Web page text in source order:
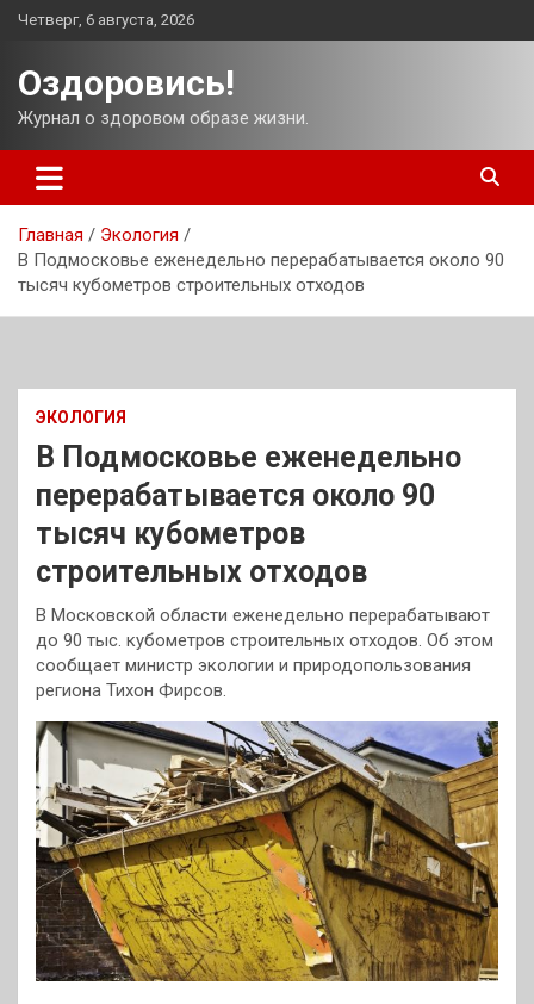
Перейти
Четверг, 6 августа, 2026
Оздоровись!
Журнал о здоровом образе жизни.
Главная
Экология
В Подмосковье еженедельно перерабатывается около 90
тысяч кубометров строительных отходов
ЭКОЛОГИЯ
В Подмосковье еженедельно
перерабатывается около 90
тысяч кубометров
строительных отходов
В Московской области еженедельно перерабатывают
до 90 тыс. кубометров строительных отходов. Об этом
сообщает министр экологии и природопользования
региона Тихон Фирсов.